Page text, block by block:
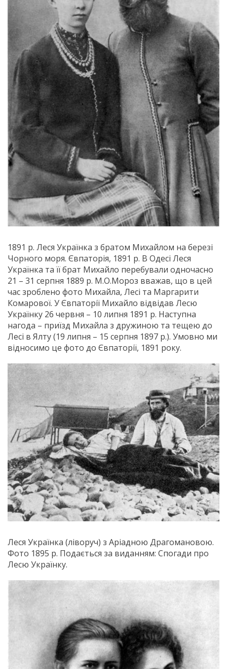
1891 р. Леся Українка з братом Михайлом на березі
Чорного моря. Євпаторія, 1891 р. В Одесі Леся
Українка та її брат Михайло перебували одночасно
21 – 31 серпня 1889 р. М.О.Мороз вважав, що в цей
час зроблено фото Михайла, Лесі та Маргарити
Комарової. У Євпаторії Михайло відвідав Лесю
Українку 26 червня – 10 липня 1891 р. Наступна
нагода – приїзд Михайла з дружиною та тещею до
Лесі в Ялту (19 липня – 15 серпня 1897 р.). Умовно ми
відносимо це фото до Євпаторії, 1891 року.
Леся Українка (ліворуч) з Аріадною Драгомановою.
Фото 1895 р. Подається за виданням: Спогади про
Лесю Українку.